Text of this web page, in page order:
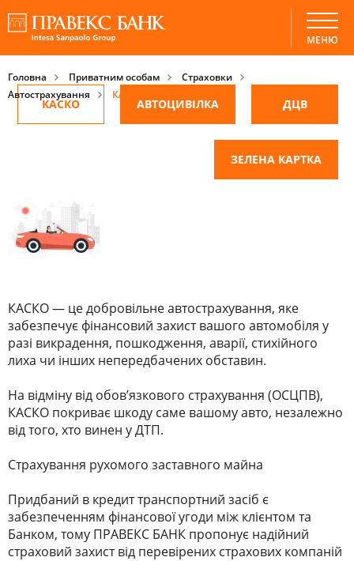
МЕНЮ
Головна Приватним особам
Страховки
Автострахування
КАСКО
КАСКО АВТОЦИВІЛКА ДЦВ
ЗЕЛЕНА КАРТКА
КАСКО — це добровільне автострахування, яке
забезпечує фінансовий захист вашого автомобіля у
разі викрадення, пошкодження, аварії, стихійного
лиха чи інших непередбачених обставин.
На відміну від обов’язкового страхування (ОСЦПВ),
КАСКО покриває шкоду саме вашому авто, незалежно
від того, хто винен у ДТП.
Страхування рухомого заставного майна
Придбаний в кредит транспортний засіб є
забезпеченням фінансової угоди між клієнтом та
Банком, тому ПРАВЕКС БАНК пропонує надійний
страховий захист від перевірених страхових компаній